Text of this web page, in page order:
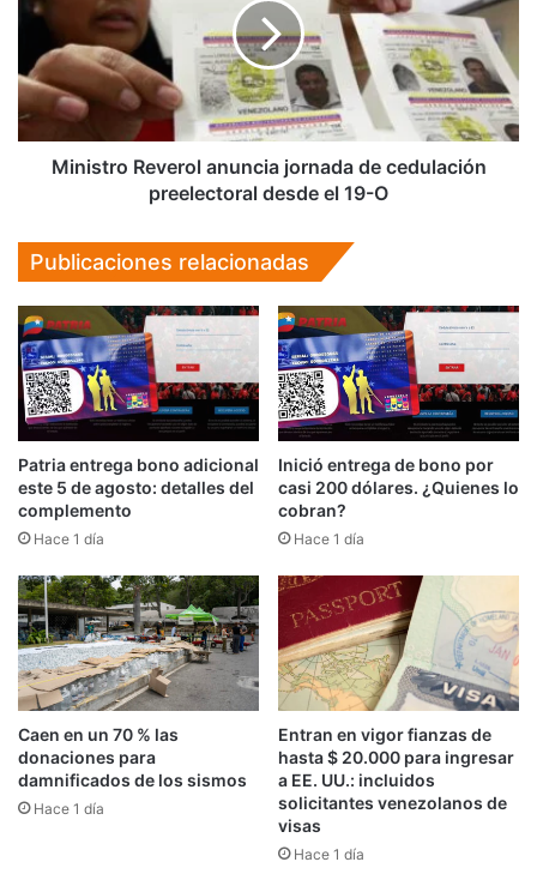
jornada
cedulación
preelectoral
desde
el
Ministro Reverol anuncia jornada de cedulación
preelectoral desde el 19-O
Publicaciones relacionadas
Patria entrega bono adicional
este 5 de agosto: detalles del
complemento
Hace 1 día
Inició entrega de bono por
casi 200 dólares. ¿Quienes lo
cobran?
Hace 1 día
Caen en un 70 % las
donaciones para
damnificados de los sismos
Hace 1 día
Entran en vigor fianzas de
hasta $ 20.000 para ingresar
a EE. UU.: incluidos
solicitantes venezolanos de
visas
Hace 1 día